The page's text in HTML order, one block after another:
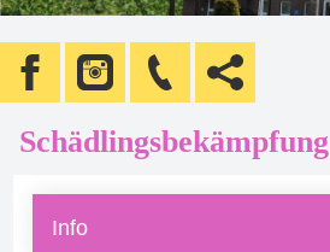
Schädlingsbekämpfung
Info